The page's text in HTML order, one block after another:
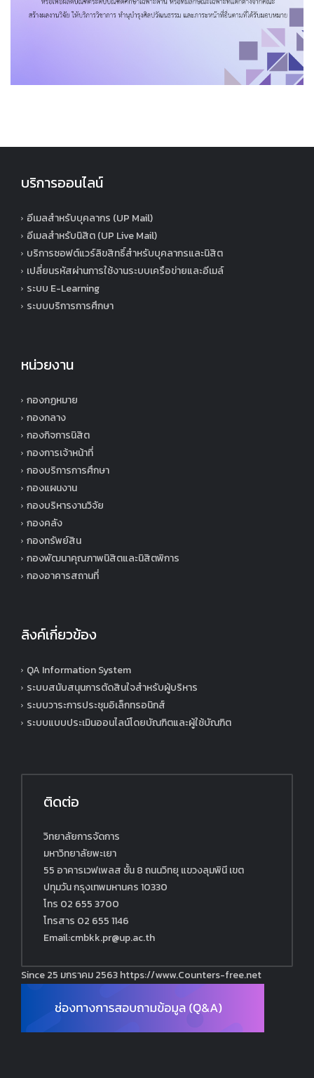
บริการออนไลน์
อีเมลสำหรับบุคลากร (UP Mail)
อีเมลสำหรับนิสิต (UP Live Mail)
บริการซอฟต์แวร์ลิขสิทธิ์สำหรับบุคลากรและนิสิต
เปลี่ยนรหัสผ่านการใช้งานระบบเครือข่ายและอีเมล์
ระบบ E-Learning
ระบบบริการการศึกษา
หน่วยงาน
กองกฏหมาย
กองกลาง
กองกิจการนิสิต
กองการเจ้าหน้าที่
กองบริการการศึกษา
กองแผนงาน
กองบริหารงานวิจัย
กองคลัง
กองทรัพย์สิน
กองพัฒนาคุณภาพนิสิตและนิสิตพิการ
กองอาคารสถานที่
ลิงค์เกี่ยวข้อง
QA Information System
ระบบสนับสนุนการตัดสินใจสำหรับผู้บริหาร
ระบบวาระการประชุมอิเล็กทรอนิกส์
ระบบแบบประเมินออนไลน์โดยบัณฑิตและผู้ใช้บัณฑิต
ติดต่อ
วิทยาลัยการจัดการ
มหาวิทยาลัยพะเยา
55 อาคารเวฟเพลส ชั้น 8 ถนนวิทยุ แขวงลุมพินี เขต
ปทุมวัน กรุงเทพมหานคร 10330
โทร 02 655 3700
โทรสาร 02 655 1146
Email:cmbkk.pr@up.ac.th
Since 25 มกราคม 2563https://www.Counters-free.net